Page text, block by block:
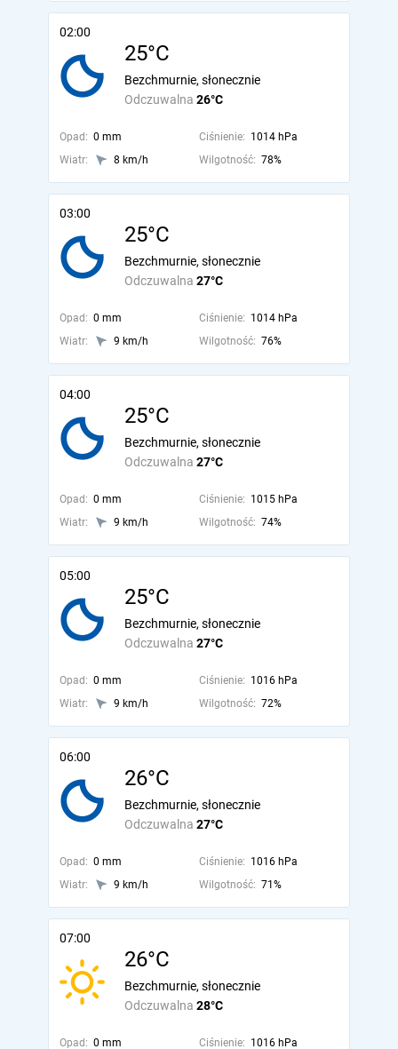
02:00
25°C
Odczuwalna 26°C
Bezchmurnie, słonecznie
Opad: 0 mm Ciśnienie: 1014 hPa
Wiatr:
8 km/h Wilgotność: 78%
03:00
25°C
Odczuwalna 27°C
Bezchmurnie, słonecznie
Opad: 0 mm Ciśnienie: 1014 hPa
Wiatr:
9 km/h Wilgotność: 76%
04:00
25°C
Odczuwalna 27°C
Bezchmurnie, słonecznie
Opad: 0 mm Ciśnienie: 1015 hPa
Wiatr:
9 km/h Wilgotność: 74%
05:00
25°C
Odczuwalna 27°C
Bezchmurnie, słonecznie
Opad: 0 mm Ciśnienie: 1016 hPa
Wiatr:
9 km/h Wilgotność: 72%
06:00
26°C
Odczuwalna 27°C
Bezchmurnie, słonecznie
Opad: 0 mm Ciśnienie: 1016 hPa
Wiatr:
9 km/h Wilgotność: 71%
07:00
26°C
Odczuwalna 28°C
Bezchmurnie, słonecznie
Opad: 0 mm Ciśnienie: 1016 hPa